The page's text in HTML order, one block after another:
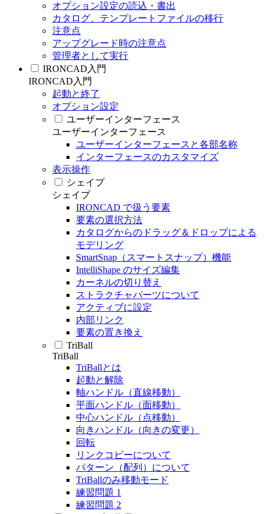
オプション設定の読込・書出
カタログ、テンプレートファイルの移行
注意点
アップグレード時の注意点
管理者として実行
IRONCAD入門
IRONCAD入門
起動と終了
オプション設定
ユーザーインターフェース
ユーザーインターフェース
ユーザーインターフェースと各部名称
インターフェースのカスタマイズ
表示操作
シェイプ
シェイプ
IRONCAD で扱う要素
要素の選択方法
カタログからのドラッグ＆ドロップによる
モデリング
SmartSnap（スマートスナップ）機能
IntelliShape のサイズ編集
カーネルの切り替え
ストラクチャパーツについて
アクティブに設定
内部リンク
要素の置き換え
TriBall
TriBall
TriBallとは
起動と解除
軸ハンドル（直線移動）
平面ハンドル（面移動）
中心ハンドル（点移動）
向きハンドル（向きの変更）
回転
リンクコピーについて
パターン（配列）について
TriBallのみ移動モード
練習問題 1
練習問題 2